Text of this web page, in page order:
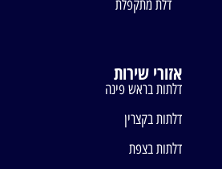
דלת מתקפלת
אזורי שירות
דלתות בראש פינה
דלתות בקצרין
דלתות בצפת